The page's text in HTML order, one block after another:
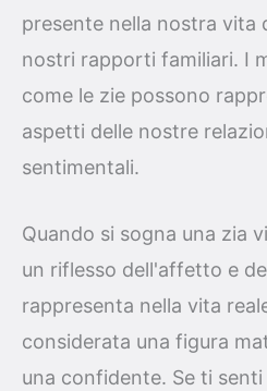
presente nella nostra vita
nostri rapporti familiari. I
come le zie possono
aspetti delle nostre
sentimentali.
Quando si sogna una zia
un riflesso dell'affetto e
rappresenta nella vita
considerata una figura
una confidente. Se ti